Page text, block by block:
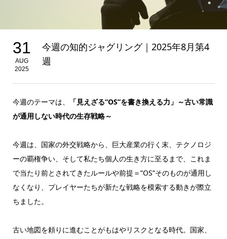
31
AUG
2025
今週の知的ジャグリング｜2025年8月第4
週
今週のテーマは、
「見えざる“OS”を書き換える力」～古い常識
が通用しない時代の生存戦略～
今週は、国家の外交戦略から、巨大産業の行く末、テクノロジ
ーの覇権争い、そして私たち個人の生き方に至るまで、これま
で当たり前とされてきたルールや前提＝”OS”そのものが通用し
なくなり、プレイヤーたちが新たな戦略を模索する動きが際立
ちました。
古い地図を頼りに進むことがもはやリスクとなる時代。国家、